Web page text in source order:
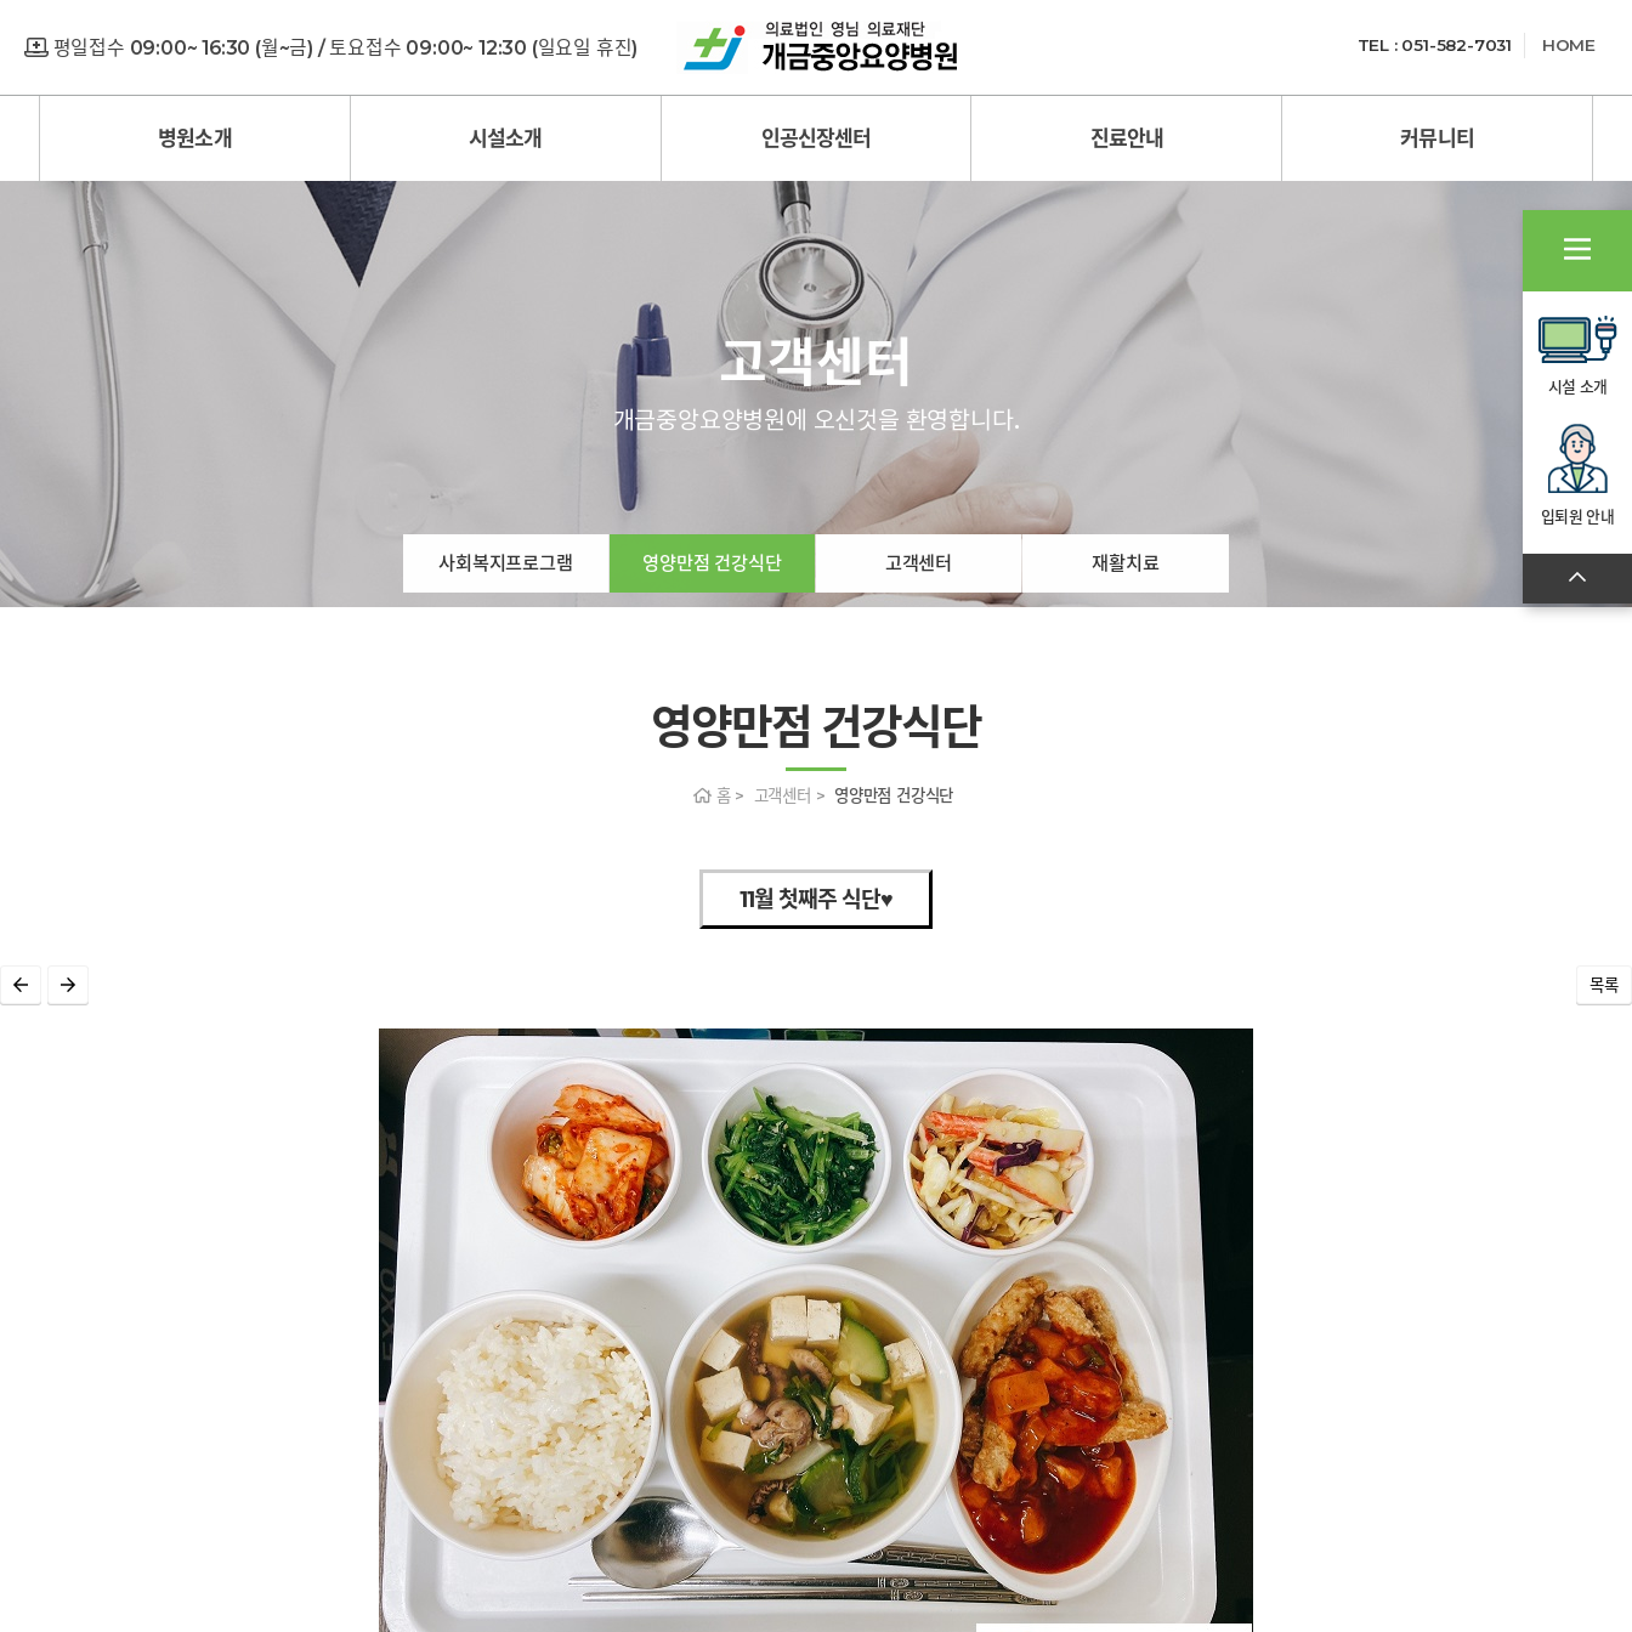
시설 소개
입퇴원 안내
평일접수 09:00~ 16:30 (월~금) / 토요접수 09:00~ 12:30 (일요일 휴진) TEL : 051-582-7031 HOME
병원소개 시설소개 인공신장센터 진료안내 커뮤니티
사회복지프로그램 영양만점 건강식단 고객센터 재활치료
고객센터
개금중앙요양병원에 오신것을 환영합니다.
영양만점 건강식단
홈 > 고객센터 > 영양만점 건강식단
11월 첫째주 식단♥
목록